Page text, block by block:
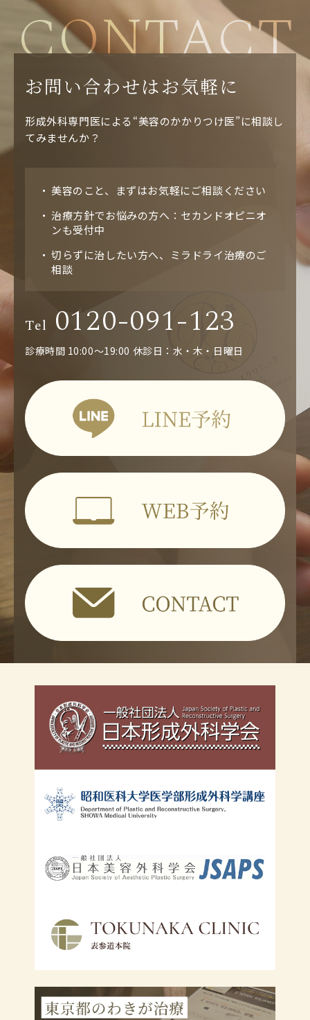
CONTACT
お問い合わせはお気軽に
形成外科専門医による“美容のかかりつけ医”に相談し
てみませんか？
美容のこと、まずはお気軽にご相談ください
治療方針でお悩みの方へ：セカンドオピニオ
ンも受付中
切らずに治したい方へ、ミラドライ治療のご
相談
Tel 0120-091-123
診療時間 10:00～19:00 休診日：水・木・日曜日